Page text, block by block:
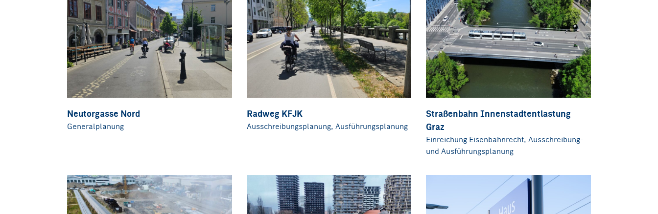
Neutorgasse Nord
Generalplanung
Radweg KFJK
Ausschreibungsplanung, Ausführungsplanung
Straßenbahn Innenstadtentlastung
Graz
Einreichung Eisenbahnrecht, Ausschreibung-
und Ausführungsplanung